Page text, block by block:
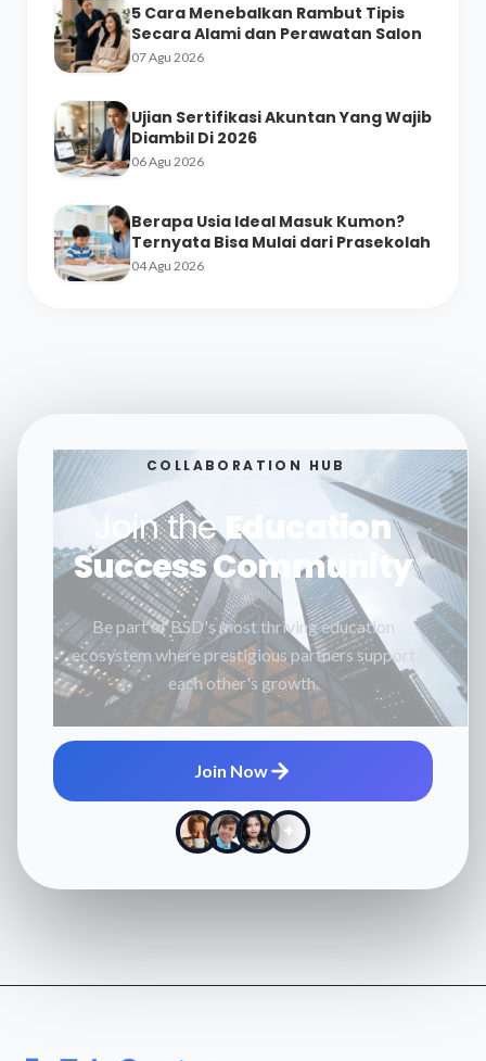
5 Cara Menebalkan Rambut Tipis
Secara Alami dan Perawatan Salon
07 Agu 2026
Ujian Sertifikasi Akuntan Yang Wajib
Diambil Di 2026
06 Agu 2026
Berapa Usia Ideal Masuk Kumon?
Ternyata Bisa Mulai dari Prasekolah
04 Agu 2026
COLLABORATION HUB
Join theEducation
Success Community
Be part of BSD's most thriving education
ecosystem where prestigious partners support
each other's growth.
Join Now
+